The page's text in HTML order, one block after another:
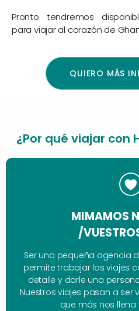
Pronto tendremos
para viajar al corazón de
QUIERO MÁS
¿Por qué viajar con
MIMAMOS
/
Ser una pequeña agencia
permite trabajar los viajes
detalle y darle una
Nuestros viajes pasan a ser
que más nos llena